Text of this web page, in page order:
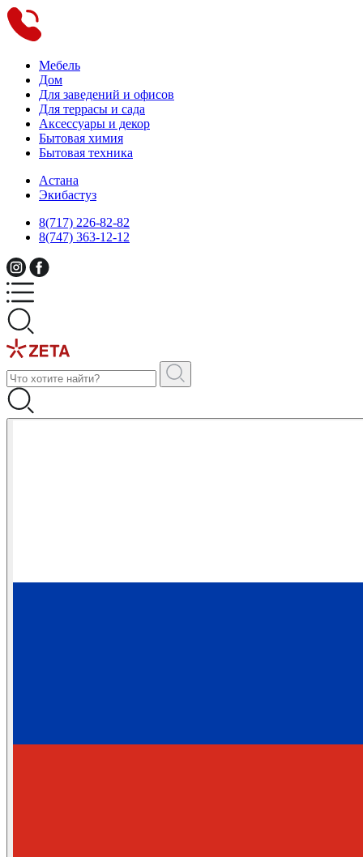
Мебель
Дом
Для заведений и офисов
Для террасы и сада
Аксессуары и декор
Бытовая химия
Бытовая техника
Астана
Экибастуз
8(717) 226-82-82
8(747) 363-12-12